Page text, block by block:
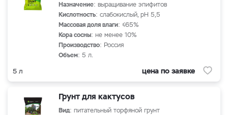
Назначение: выращивание эпифитов
Кислотность: слабокислый, рН 5,5
Массовая доля влаги: ≤65%
Кора сосны: не менее 10%
Производство: Россия
Объем: 5 л.
5 л цена по заявке
Грунт для кактусов
Вид: питательный торфяной грунт